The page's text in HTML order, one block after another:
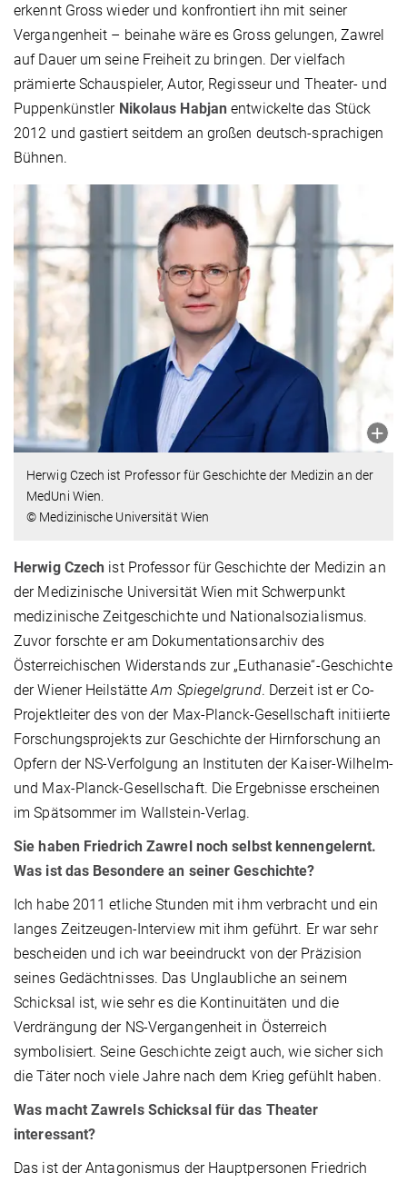
erkennt Gross wieder und konfrontiert ihn mit seiner
Vergangenheit – beinahe wäre es Gross gelungen, Zawrel
auf Dauer um seine Freiheit zu bringen. Der vielfach
prämierte Schauspieler, Autor, Regisseur und Theater- und
Puppenkünstler Nikolaus Habjan entwickelte das Stück
2012 und gastiert seitdem an großen deutsch-sprachigen
Bühnen.
Herwig Czech ist Professor für Geschichte der Medizin an der
MedUni Wien.
© Medizinische Universität Wien
Herwig Czech ist Professor für Geschichte der Medizin an
der Medizinische Universität Wien mit Schwerpunkt
medizinische Zeitgeschichte und Nationalsozialismus.
Zuvor forschte er am Dokumentationsarchiv des
Österreichischen Widerstands zur „Euthanasie“-Geschichte
der Wiener HeilstätteAm Spiegelgrund. Derzeit ist er Co-
Projektleiter des von der Max-Planck-Gesellschaft initiierte
Forschungsprojekts zur Geschichte der Hirnforschung an
Opfern der NS-Verfolgung an Instituten der Kaiser-Wilhelm-
und Max-Planck-Gesellschaft. Die Ergebnisse erscheinen
im Spätsommer im Wallstein-Verlag.
Sie haben Friedrich Zawrel noch selbst kennengelernt.
Was ist das Besondere an seiner Geschichte?
Ich habe 2011 etliche Stunden mit ihm verbracht und ein
langes Zeitzeugen-Interview mit ihm geführt. Er war sehr
bescheiden und ich war beeindruckt von der Präzision
seines Gedächtnisses. Das Unglaubliche an seinem
Schicksal ist, wie sehr es die Kontinuitäten und die
Verdrängung der NS-Vergangenheit in Österreich
symbolisiert. Seine Geschichte zeigt auch, wie sicher sich
die Täter noch viele Jahre nach dem Krieg gefühlt haben.
Was macht Zawrels Schicksal für das Theater
interessant?
Das ist der Antagonismus der Hauptpersonen Friedrich